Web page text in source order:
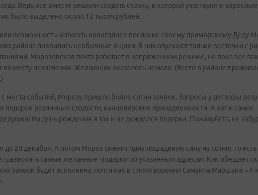
Ведь все вместе решили создать сказку, в которой участвуют и
было выделено около 12 тысяч рублей.
возможность написать новогоднее послание своему приморскому Деду
района появились необычные ящики. В них опускают только весточки с
Морозовская почта работает в напряженном режиме, но пока все
по месту назначения. Желающих оказалось немало. (Всего в районе
места событий, Морозу пришло более сотни заявок. Запросы у детворы
подарок различные сладости, канцелярские принадлежности. А вот и самое
На день рождения я так и не дождался подарка. Пожалуйста, не
до 20 декабря. А потом Мороз сменит одну лошадиную силу на сотню, то
развозить самые желанные подарки по указанным адресам. Как обещает
заявок будет исполнена, почти как в стихотворении Самуила Маршака: «А